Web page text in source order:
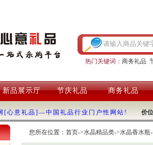
热门关键词： 商务礼品
新品展示厅 节庆礼品 商务礼品
[心意礼品]—中国礼品行业门户性网站! 价
您所在位置： 首页->水晶精品类->水晶香水瓶